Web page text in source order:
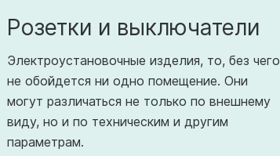
Розетки и выключатели
Электроустановочные изделия, то, без чего
не обойдется ни одно помещение. Они
могут различаться не только по внешнему
виду, но и по техническим и другим
параметрам.